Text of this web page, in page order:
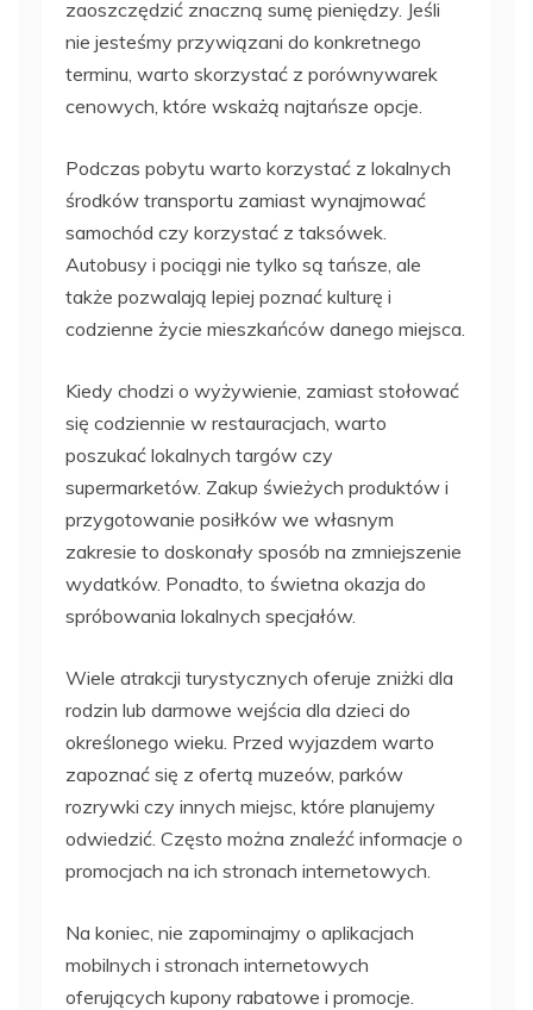
zaoszczędzić znaczną sumę pieniędzy. Jeśli
nie jesteśmy przywiązani do konkretnego
terminu, warto skorzystać z porównywarek
cenowych, które wskażą najtańsze opcje.
Podczas pobytu warto korzystać z lokalnych
środków transportu zamiast wynajmować
samochód czy korzystać z taksówek.
Autobusy i pociągi nie tylko są tańsze, ale
także pozwalają lepiej poznać kulturę i
codzienne życie mieszkańców danego miejsca.
Kiedy chodzi o wyżywienie, zamiast stołować
się codziennie w restauracjach, warto
poszukać lokalnych targów czy
supermarketów. Zakup świeżych produktów i
przygotowanie posiłków we własnym
zakresie to doskonały sposób na zmniejszenie
wydatków. Ponadto, to świetna okazja do
spróbowania lokalnych specjałów.
Wiele atrakcji turystycznych oferuje zniżki dla
rodzin lub darmowe wejścia dla dzieci do
określonego wieku. Przed wyjazdem warto
zapoznać się z ofertą muzeów, parków
rozrywki czy innych miejsc, które planujemy
odwiedzić. Często można znaleźć informacje o
promocjach na ich stronach internetowych.
Na koniec, nie zapominajmy o aplikacjach
mobilnych i stronach internetowych
oferujących kupony rabatowe i promocje.